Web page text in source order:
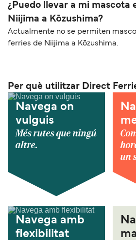
¿Puedo llevar a mi mascota
Niijima a Kōzushima?
Actualmente no se permiten
ferries de Niijima a Kōzushima.
Per què utilitzar Direct
Navega on
vulguis
Més rutes que ningú
altre.
un
Navega amb
flexibilitat